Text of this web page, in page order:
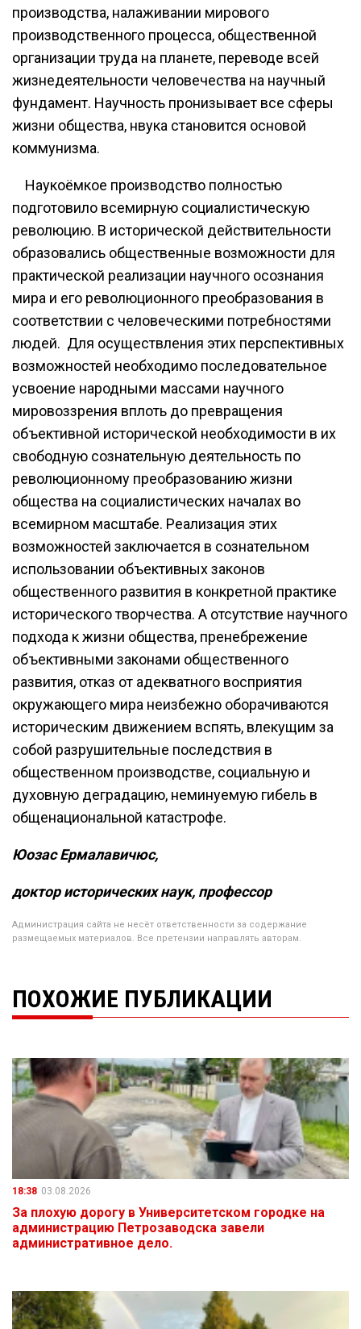
производства, налаживании мирового
производственного процесса, общественной
организации труда на планете, переводе всей
жизнедеятельности человечества на научный
фундамент. Научность пронизывает все сферы
жизни общества, нвука становится основой
коммунизма.
Наукоёмкое производство полностью
подготовило всемирную социалистическую
революцию. В исторической действительности
образовались общественные возможности для
практической реализации научного осознания
мира и его революционного преобразования в
соответствии с человеческими потребностями
людей. Для осуществления этих перспективных
возможностей необходимо последовательное
усвоение народными массами научного
мировоззрения вплоть до превращения
объективной исторической необходимости в их
свободную сознательную деятельность по
революционному преобразованию жизни
общества на социалистических началах во
всемирном масштабе. Реализация этих
возможностей заключается в сознательном
использовании объективных законов
общественного развития в конкретной практике
исторического творчества. А отсутствие научного
подхода к жизни общества, пренебрежение
объективными законами общественного
развития, отказ от адекватного восприятия
окружающего мира неизбежно оборачиваются
историческим движением вспять, влекущим за
собой разрушительные последствия в
общественном производстве, социальную и
духовную деградацию, неминуемую гибель в
общенациональной катастрофе.
Юозас Ермалавичюс,
доктор исторических наук, профессор
Администрация сайта не несёт ответственности за содержание
размещаемых материалов. Все претензии направлять авторам.
ПОХОЖИЕ ПУБЛИКАЦИИ
18:38 03.08.2026
За плохую дорогу в Университетском городке на
администрацию Петрозаводска завели
административное дело.